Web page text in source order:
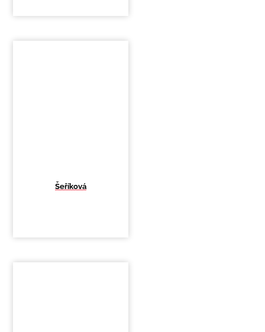
Šeříková